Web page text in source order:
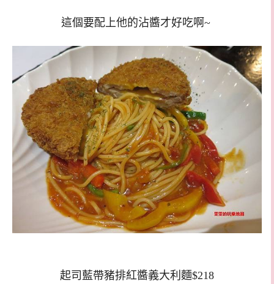
這個要配上他的沾醬才好吃啊~
起司藍帶豬排紅醬義大利麵$218